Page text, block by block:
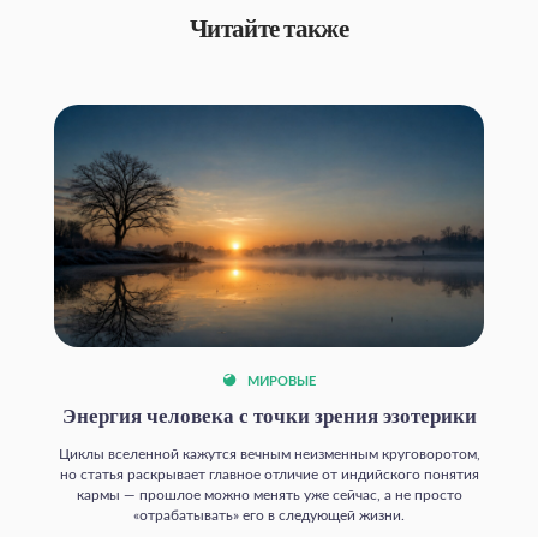
Читайте также
МИРОВЫЕ
Энергия человека с точки зрения эзотерики
Циклы вселенной кажутся вечным неизменным круговоротом,
но статья раскрывает главное отличие от индийского понятия
кармы — прошлое можно менять уже сейчас, а не просто
«отрабатывать» его в следующей жизни.